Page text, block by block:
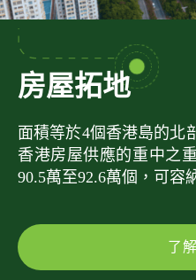
房屋拓地
面積等於4個香港島的北
香港房屋供應的重中之
90.5萬至92.6萬個，可容
了